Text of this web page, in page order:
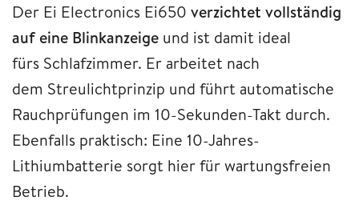
Der Ei Electronics Ei650 verzichtet vollständig
auf eine Blinkanzeige und ist damit ideal
fürs Schlafzimmer. Er arbeitet nach
dem Streulichtprinzip und führt automatische
Rauchprüfungen im 10-Sekunden-Takt durch.
Ebenfalls praktisch: Eine 10-Jahres-
Lithiumbatterie sorgt hier für wartungsfreien
Betrieb.